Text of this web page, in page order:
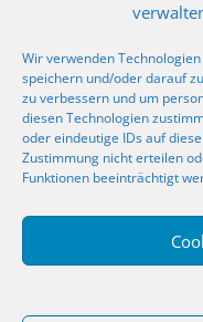
Wir verwenden
speichern und/oder darauf
zu verbessern und um
diesen Technologien
oder eindeutige IDs auf
Zustimmung nicht erteilen
Funktionen beeinträchtigt
RSS
Fragen? Kontakt!
SOCIAL MEDIA